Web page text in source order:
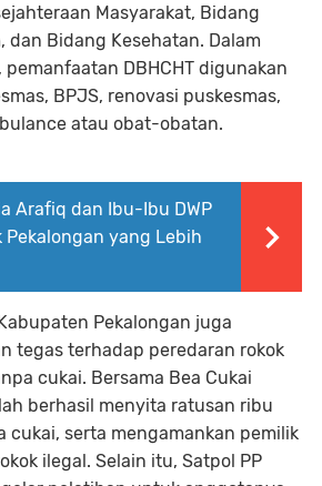
Masyarakat, Bidang
dan Bidang Kesehatan. Dalam
DBHCHT digunakan
BPJS, renovasi puskesmas,
atau obat-obatan.
Arafiq dan Ibu-Ibu DWP
Pekalongan yang Lebih
Pekalongan juga
tegas terhadap peredaran rokok
cukai. Bersama Bea Cukai
berhasil menyita ratusan ribu
cukai, serta mengamankan pemilik
ilegal. Selain itu, Satpol PP